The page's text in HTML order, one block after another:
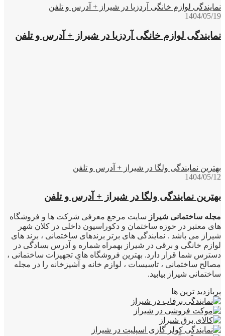
نمایندگی لوازم خانگی آردزیا در شیراز + آدرس و تلفن
1404/05/19
نمایندگی لوازم خانگی آردزیا در شیراز + آدرس و تلفن
بهترین نمایندگی ولگا در شیراز + آدرس و تلفن
1404/05/12
بهترین نمایندگی ولگا در شیراز + آدرس و تلفن
مجله ساختمانی شیراز سایت مرجع معرفی شرکت ها و فروشگاه
های معتبر در حوزه ساختمان و دکوراسیون داخلی در کلان شهر
شیراز می باشد . نمایندگی های برتر برندهای ساختمانی ، برند های
لوازم خانگی و برقی در شیراز بهمراه شماره و آدرس بسادگی در
دسترس شما قرار دارد. بهترین فروشگاه های تجهیزات ساختمانی ،
مصالح ساختمانی ، تاسیسات ، لوازم خانه و آشپزخانه را در مجله
ساختمانی شیراز بیابید.
پربازدید ترین ها